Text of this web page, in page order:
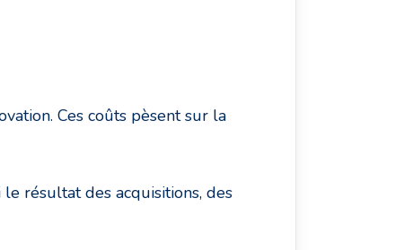
Ces coûts pèsent sur la
résultat des acquisitions, des